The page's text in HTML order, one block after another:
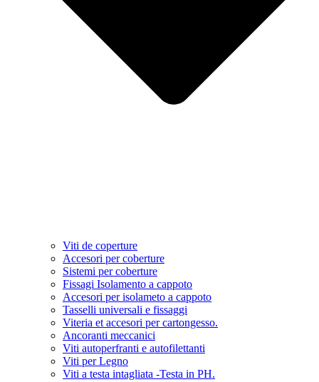
Viti de coperture
Accesori per coberture
Sistemi per coberture
Fissagi Isolamento a cappoto
Accesori per isolameto a cappoto
Tasselli universali e fissaggi
Viteria et accesori per cartongesso.
Ancoranti meccanici
Viti autoperfranti e autofilettanti
Viti per Legno
Viti a testa intagliata -Testa in PH.